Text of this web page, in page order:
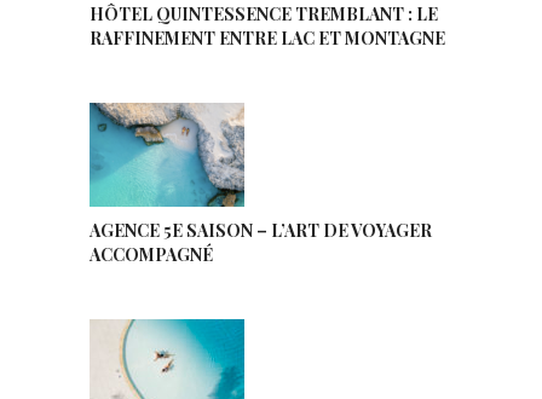
HÔTEL QUINTESSENCE TREMBLANT : LE
RAFFINEMENT ENTRE LAC ET MONTAGNE
AGENCE 5E SAISON – L’ART DE VOYAGER
ACCOMPAGNÉ